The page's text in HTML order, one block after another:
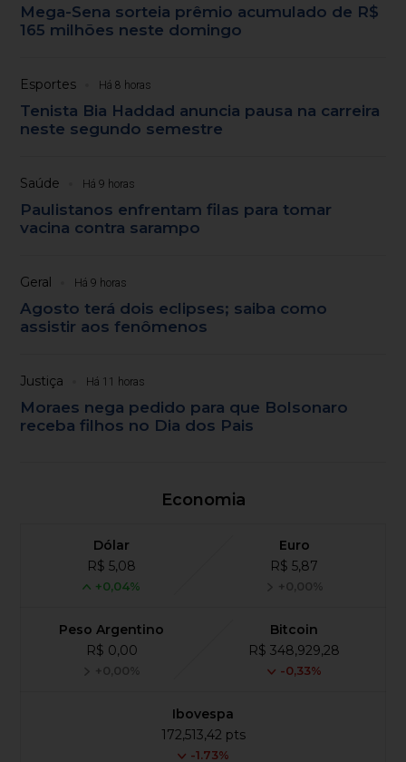
Mega-Sena sorteia prêmio acumulado de R$
165 milhões neste domingo
Esportes Há 8 horas
Tenista Bia Haddad anuncia pausa na carreira
neste segundo semestre
Saúde Há 9 horas
Paulistanos enfrentam filas para tomar
vacina contra sarampo
Geral Há 9 horas
Agosto terá dois eclipses; saiba como
assistir aos fenômenos
Justiça Há 11 horas
Moraes nega pedido para que Bolsonaro
receba filhos no Dia dos Pais
Economia
Dólar
R$ 5,08
+0,04%
Euro
R$ 5,87
+0,00%
Peso Argentino
R$ 0,00
+0,00%
Bitcoin
R$ 348,929,28
-0,33%
Ibovespa
172,513,42 pts
-1.73%